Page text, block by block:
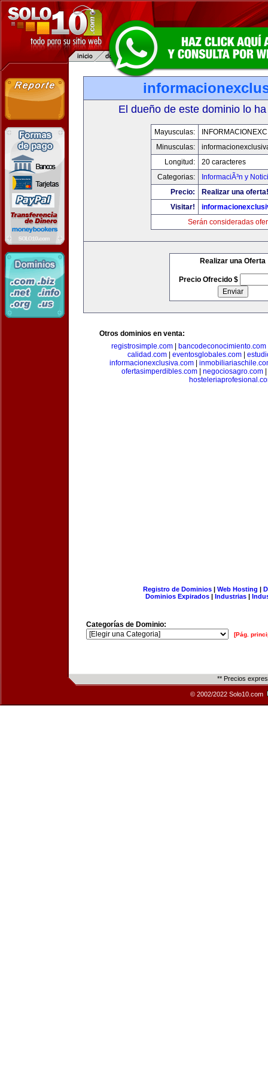
El dueño de este dominio lo
Mayusculas:
Minusculas:
Longitud:
20 caracteres
Categorias:
InformaciÃ³n y
Precio:
Realizar una oferta!
Visitar!
Serán consideradas
Realizar una Oferta
Precio Ofrecido $
Otros dominios en venta:
registrosimple.com
bancodeconocimiento.com
calidad.com
eventosglobales.com
informacionexclusiva.com|
ofertasimperdibles.com
negociosagro.com
Registro de Dominios| Web Hosting |
Dominios Expirados | Industrias |
Categorías de Dominio:
[Pág.
** Precios
© 2002/2022 Solo10.com